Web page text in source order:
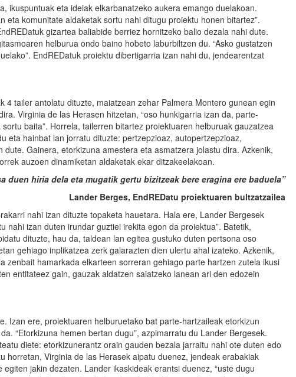
ikuspuntuak eta ideiak elkarbanatzeko aukera emango duelakoan.
eta komunitate aldaketak sortu nahi ditugu proiektu honen bitartez”.
gizartea baliabide berriez hornitzeko balio dezala nahi dute.
helburua ondo baino hobeto laburbiltzen du. “Asko gustatzen
EndREDatuk proiektu dibertigarria izan nahi du, jendearentzat
4 tailer antolatu dituzte, maiatzean zehar Palmera Montero gunean egin
Virginia de las Herasen hitzetan, “oso hunkigarria izan da, parte-
baita”. Horrela, tailerren bitartez proiektuaren helburuak gauzatzea
eta hainbat lan jorratu dituzte: pertzepzioaz, autopertzepzioaz,
Gainera, etorkizuna amestera eta asmatzera jolastu dira. Azkenik,
auzoen dinamiketan aldaketak ekar ditzakeelakoan.
duen hiria dela eta mugatik gertu bizitzeak bere eragina ere baduela”
Lander Berges, EndREDatu proiektuaren bultzatzailea
nahi izan dituzte topaketa hauetara. Hala ere, Lander Bergesek
izan duten irundar guztiei irekita egon da proiektua”. Batetik,
dituzte, hau da, taldean lan egitea gustuko duten pertsona oso
gehiago inplikatzea zerk galarazten dien ulertu ahal izateko. Azkenik,
zenbait hamarkada elkarteen sorreran gehiago parte hartzen zutela ikusi
entitateez gain, gauzak aldatzen saiatzeko lanean ari den edozein
Izan ere, proiektuaren helburuetako bat parte-hartzaileak etorkizun
“Etorkizuna hemen bertan dugu”, azpimarratu du Lander Bergesek.
diete: etorkizunerantz orain gauden bezala jarraitu nahi ote duten edo
horretan, Virginia de las Herasek aipatu duenez, jendeak erabakiak
jakin dezaten. Lander ikaskideak erantsi duenez, “uste dugu